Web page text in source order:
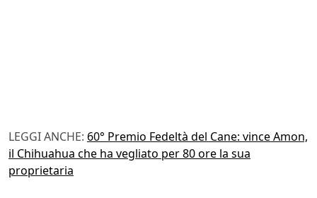
LEGGI ANCHE: 60° Premio Fedeltà del Cane: vince Amon,
il Chihuahua che ha vegliato per 80 ore la sua
proprietaria